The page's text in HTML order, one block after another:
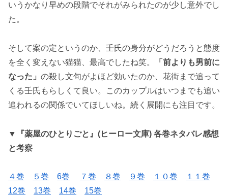
いうかなり早めの段階でそれがみられたのが少し意外でし
た。
そして案の定というのか、壬氏の身分がどうだろうと態度
を全く変えない猫猫、最高でしたね笑。
「前よりも男前に
なった」 の殺し文句がよほど効いたのか、花街まで追って
くる壬氏もらしくて良い。このカップルはいつまでも追い
追われるの関係でいてほしいね。続く展開にも注目です。
▼ 『薬屋のひとりごと』(ヒーロー文庫) 各巻ネタバレ感想
と考察
４巻 ５巻 6巻 ７巻 ８巻 ９巻 １０巻
１１巻
12巻
13巻 14巻 15巻